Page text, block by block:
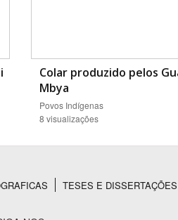
Colar produzido pelos
Mbya
Povos Indígenas
8 visualizações
TESES E DISSERTAÇÕES